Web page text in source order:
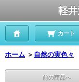
軽
カート
ホーム ＞ 自然の実色々
前の商品へ